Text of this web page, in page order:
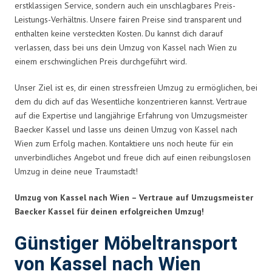
erstklassigen Service, sondern auch ein unschlagbares Preis-
Leistungs-Verhältnis. Unsere fairen Preise sind transparent und
enthalten keine versteckten Kosten. Du kannst dich darauf
verlassen, dass bei uns dein Umzug von Kassel nach Wien zu
einem erschwinglichen Preis durchgeführt wird.
Unser Ziel ist es, dir einen stressfreien Umzug zu ermöglichen, bei
dem du dich auf das Wesentliche konzentrieren kannst. Vertraue
auf die Expertise und langjährige Erfahrung von Umzugsmeister
Baecker Kassel und lasse uns deinen Umzug von Kassel nach
Wien zum Erfolg machen. Kontaktiere uns noch heute für ein
unverbindliches Angebot und freue dich auf einen reibungslosen
Umzug in deine neue Traumstadt!
Umzug von Kassel nach Wien – Vertraue auf Umzugsmeister
Baecker Kassel für deinen erfolgreichen Umzug!
Günstiger Möbeltransport
von Kassel nach Wien